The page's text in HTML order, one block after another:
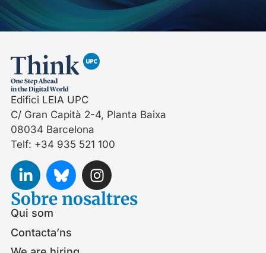
Edifici LEIA UPC
C/ Gran Capità 2-4, Planta Baixa
08034 Barcelona
Telf: +34 935 521 100
Sobre nosaltres
Qui som
Contacta’ns